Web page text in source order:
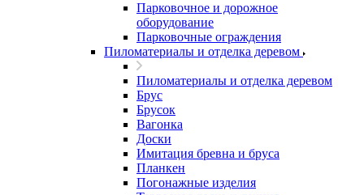
Парковочное и дорожное
оборудование
Парковочные ограждения
Пиломатериалы и отделка деревом
Пиломатериалы и отделка деревом
Брус
Брусок
Вагонка
Доски
Имитация бревна и бруса
Планкен
Погонажные изделия